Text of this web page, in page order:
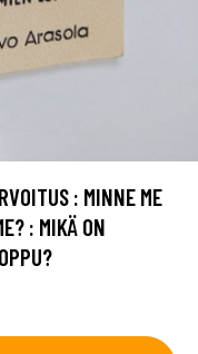
: MINNE ME
: MIKÄ ON